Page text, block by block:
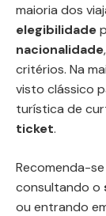
maioria dos
elegibilidade
nacionalidade
critérios. Na
visto clássico
turística de
ticket.
Recomenda-
consultando o
ou entrando